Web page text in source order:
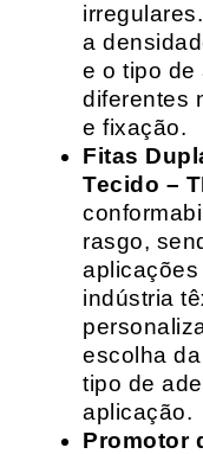
a
e o tipo de
diferentes
e fixação.
Fitas
Tecido –
rasgo,
indústria
escolha
tipo de
aplicação.
Promotor